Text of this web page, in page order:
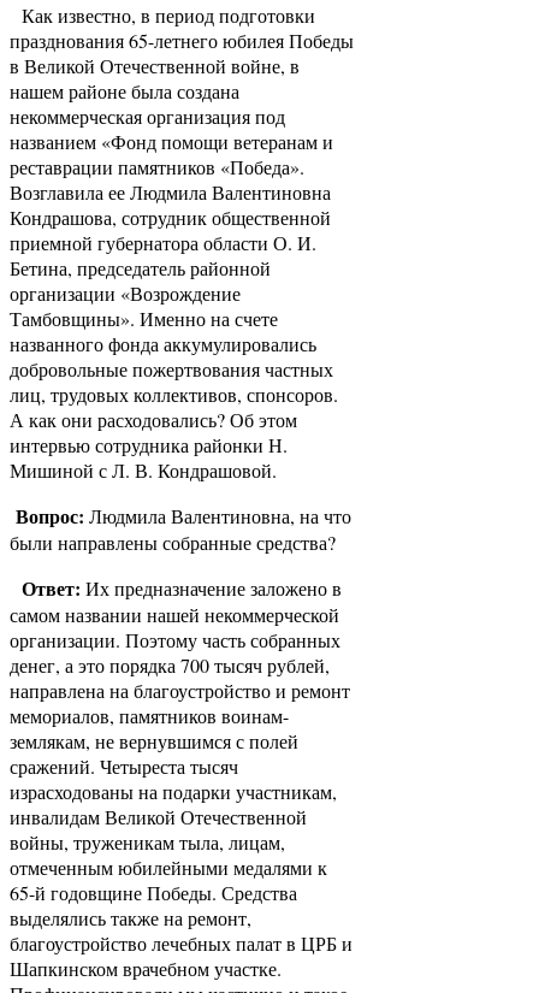
Как известно, в период подготовки
празднования 65-летнего юбилея Победы
в Великой Отечественной войне, в
нашем районе была создана
некоммерческая организация под
названием «Фонд помощи ветеранам и
реставрации памятников «Победа».
Возглавила ее Людмила Валентиновна
Кондрашова, сотрудник общественной
приемной губернатора области О. И.
Бетина, председатель районной
организации «Возрождение
Тамбовщины». Именно на счете
названного фонда аккумулировались
добровольные пожертвования частных
лиц, трудовых коллективов, спонсоров.
А как они расходовались? Об этом
интервью сотрудника районки Н.
Мишиной с Л. В. Кондрашовой.
Вопрос: Людмила Валентиновна, на что
были направлены собранные средства?
Ответ: Их предназначение заложено в
самом названии нашей некоммерческой
организации. Поэтому часть собранных
денег, а это порядка 700 тысяч рублей,
направлена на благоустройство и ремонт
мемориалов, памятников воинам-
землякам, не вернувшимся с полей
сражений. Четыреста тысяч
израсходованы на подарки участникам,
инвалидам Великой Отечественной
войны, труженикам тыла, лицам,
отмеченным юбилейными медалями к
65-й годовщине Победы. Средства
выделялись также на ремонт,
благоустройство лечебных палат в ЦРБ и
Шапкинском врачебном участке.